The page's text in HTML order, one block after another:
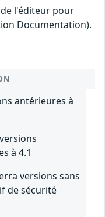
l'éditeur pour
Documentation).
antérieures à
à 4.1
versions sans
de sécurité